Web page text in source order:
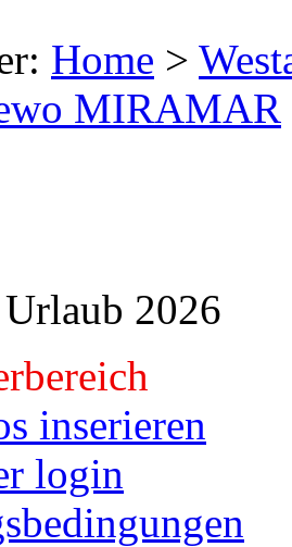
Home >
MIRAMAR
2026
inserieren
login